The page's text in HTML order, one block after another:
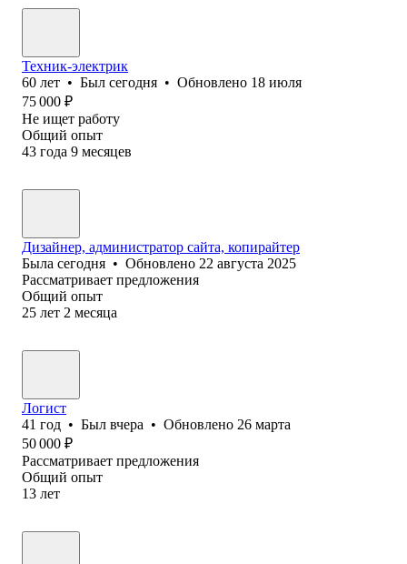
Техник-электрик
60 лет • Был сегодня • Обновлено 18 июля
75 000 ₽
Не ищет работу
Общий опыт
43 года 9 месяцев
Дизайнер, администратор сайта, копирайтер
Была сегодня • Обновлено 22 августа 2025
Рассматривает предложения
Общий опыт
25 лет 2 месяца
Логист
41 год • Был вчера • Обновлено 26 марта
50 000 ₽
Рассматривает предложения
Общий опыт
13 лет